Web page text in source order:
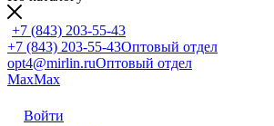
+7 (843) 203-55-43
+7 (843) 203-55-43Оптовый отдел
opt4@mirlin.ruОптовый отдел
MaxMax
Войти